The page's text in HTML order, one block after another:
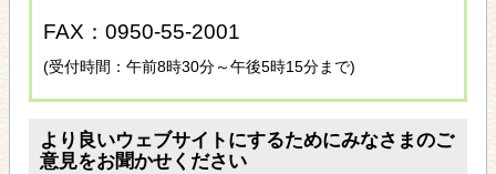
FAX：0950-55-2001
(受付時間：午前8時30分～午後5時15分まで)
より良いウェブサイトにするためにみなさまのご
意見をお聞かせください